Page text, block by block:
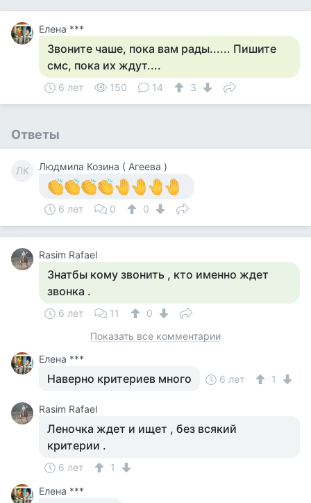
Елена ***
Звоните чаше, пока вам рады...... Пишите
смс, пока их ждут....
6 лет 150 14 3
Ответы
ЛК Людмила Козина ( Агеева )
6 лет 0 0
Rasim Rafael
Знатбы кому звонить , кто именно ждет
звонка .
6 лет 11
0
Показать все комментарии
Елена ***
Наверно критериев много 6 лет 1
Rasim Rafael
Леночка ждет и ищет , без всякий
критерии .
6 лет
1
Елена ***